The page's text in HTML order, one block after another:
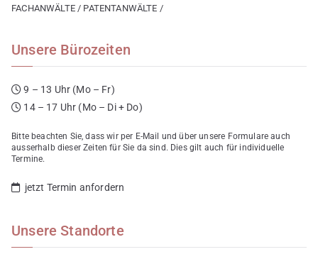
FACHANWÄLTE / PATENTANWÄLTE /
Unsere Bürozeiten
9 – 13 Uhr (Mo – Fr)
14 – 17 Uhr (Mo – Di + Do)
Bitte beachten Sie, dass wir per E-Mail und über unsere Formulare auch
ausserhalb dieser Zeiten für Sie da sind. Dies gilt auch für individuelle
Termine.
jetzt Termin anfordern
Unsere Standorte